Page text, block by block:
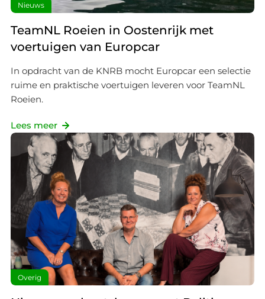
Nieuws
TeamNL Roeien in Oostenrijk met
voertuigen van Europcar
In opdracht van de KNRB mocht Europcar een selectie
ruime en praktische voertuigen leveren voor TeamNL
Roeien.
Lees meer
Overig